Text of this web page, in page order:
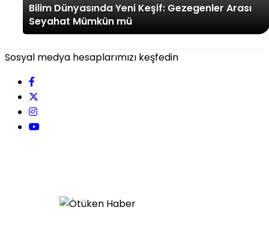
Bilim Dünyasında Yeni Keşif: Gezegenler Arası
Seyahat Mümkün mü
Sosyal medya hesaplarımızı keşfedin